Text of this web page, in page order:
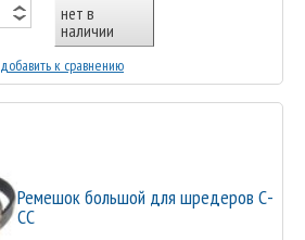
нет в
наличии
добавить к сравнению
Ремешок большой для шредеров С-
СС